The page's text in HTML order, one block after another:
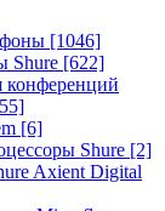
[1046]
Shure [622]
конференций
[6]
Shure [2]
Axient Digital